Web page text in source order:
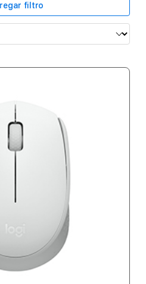
filtro